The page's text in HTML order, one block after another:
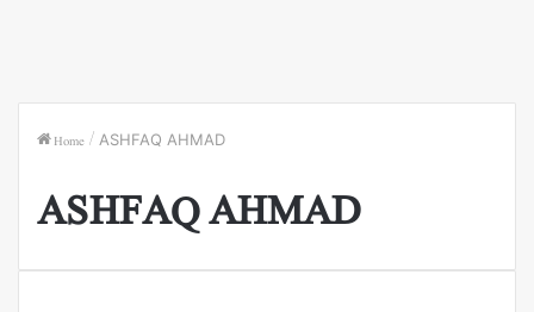
Home / ASHFAQ AHMAD
ASHFAQ AHMAD